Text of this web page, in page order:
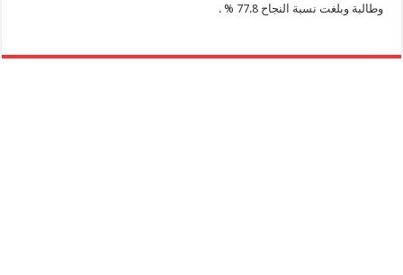
وطالبة وبلغت نسبة النجاح 77.8 % .